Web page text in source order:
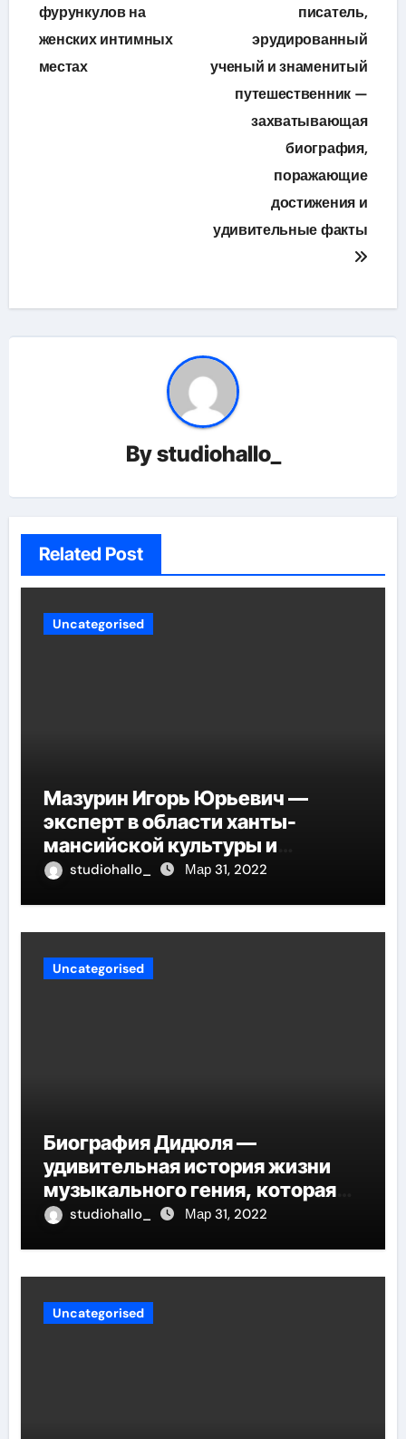
записям
фурункулов на
женских интимных
местах
писатель,
эрудированный
ученый и знаменитый
путешественник —
захватывающая
биография,
поражающие
достижения и
удивительные факты
Bystudiohallo_
Related Post
Uncategorised
Мазурин Игорь Юрьевич —
эксперт в области ханты-
мансийской культуры и
искусства, рассказываем о его
studiohallo_ Мар 31, 2022
Uncategorised
Биография Дидюля —
удивительная история жизни
музыкального гения, которая
проникнет в самые глубины
studiohallo_ Мар 31, 2022
Uncategorised